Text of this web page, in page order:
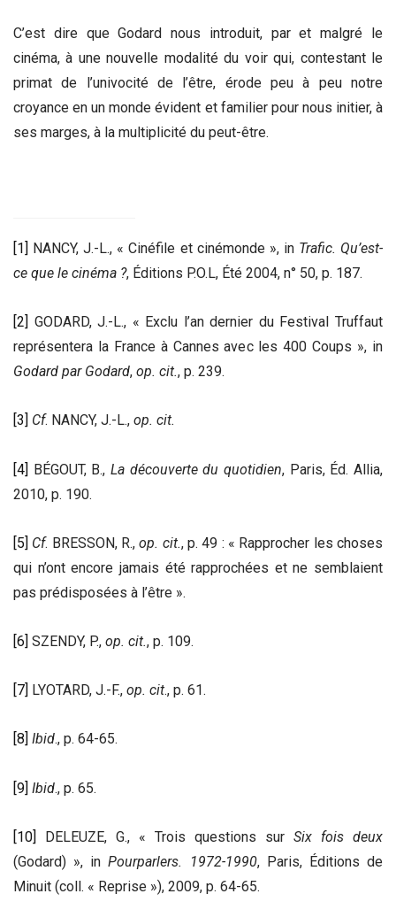
C’est dire que Godard nous introduit, par et malgré le
cinéma, à une nouvelle modalité du voir qui, contestant le
primat de l’univocité de l’être, érode peu à peu notre
croyance en un monde évident et familier pour nous initier, à
ses marges, à la multiplicité du peut-être.
[1] NANCY, J.-L., « Cinéfile et cinémonde », inTrafic. Qu’est-
ce que le cinéma ?, Éditions P.O.L, Été 2004, n° 50, p. 187.
[2]
GODARD, J.-L., « Exclu l’an dernier du Festival Truffaut
représentera la France à Cannes avec les 400 Coups », in
Godard par Godard, op. cit., p. 239.
[3] Cf. NANCY, J.-L., op. cit.
[4] BÉGOUT, B., La découverte du quotidien, Paris, Éd. Allia,
2010, p. 190.
[5] Cf. BRESSON, R.,op. cit., p. 49 : « Rapprocher les choses
qui n’ont encore jamais été rapprochées et ne semblaient
pas prédisposées à l’être ».
[6] SZENDY, P., op. cit., p. 109.
[7] LYOTARD, J.-F., op. cit., p. 61.
[8] Ibid., p. 64-65.
[9] Ibid., p. 65.
[10] DELEUZE, G., « Trois questions sur Six fois deux
(Godard) », inPourparlers. 1972-1990, Paris, Éditions de
Minuit (coll. « Reprise »), 2009, p. 64-65.